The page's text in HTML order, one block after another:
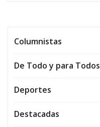
Columnistas
De Todo y para Todos
Deportes
Destacadas